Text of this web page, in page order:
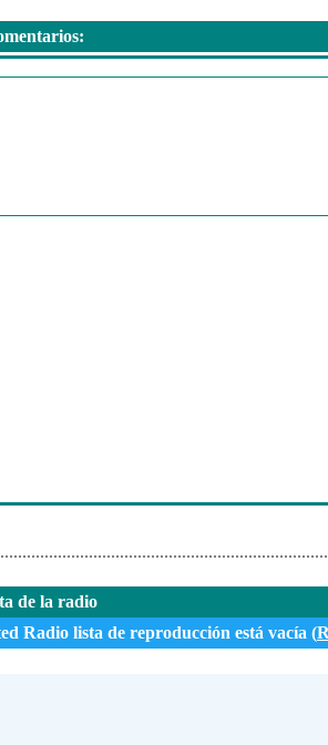
de la radio
Radio lista de reproducción está vacía (